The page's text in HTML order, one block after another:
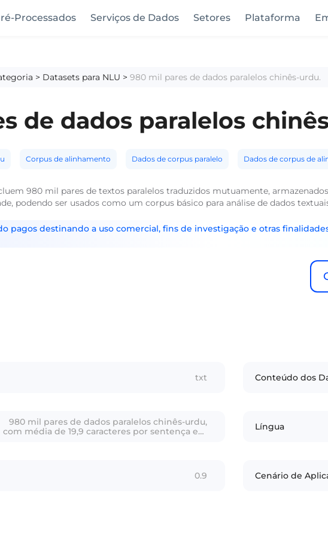
Processados Serviços de Dados Setores Plataforma
> Datasets para NLU > 980 mil pares de dados paralelos chinês-urdu.
de dados paralelos
Corpus de alinhamento Dados de corpus paralelo Dados de corpus de
980 mil pares de textos paralelos traduzidos mutuamente,
podendo ser usados como um corpus básico para análise de dados
pagos destinando a uso comercial, fins de investigação e otras
txt Conteúdo dos
980 mil pares de dados paralelos chinês-urdu,
com média de 19,9 caracteres por sentença em
Língua
0.9 Cenário de